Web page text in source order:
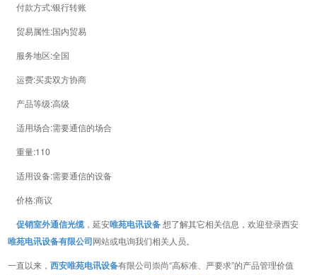
付款方式:银行转账
贸易属性:国内贸易
服务地区:全国
运费:买卖双方协商
产品等级:高级
适用场合:需要通信的场合
重量:110
适用设备:需要通信的设备
价格:商议
促销室外通信光缆，延安唯苑电讯设备想了解其它相关信息，欢迎登录西安
唯苑电讯设备有限公司网站或电询我们相关人员。
一直以来， 西安唯苑电讯设备有限公司崇尚“高标准、严要求”的产品管理价值